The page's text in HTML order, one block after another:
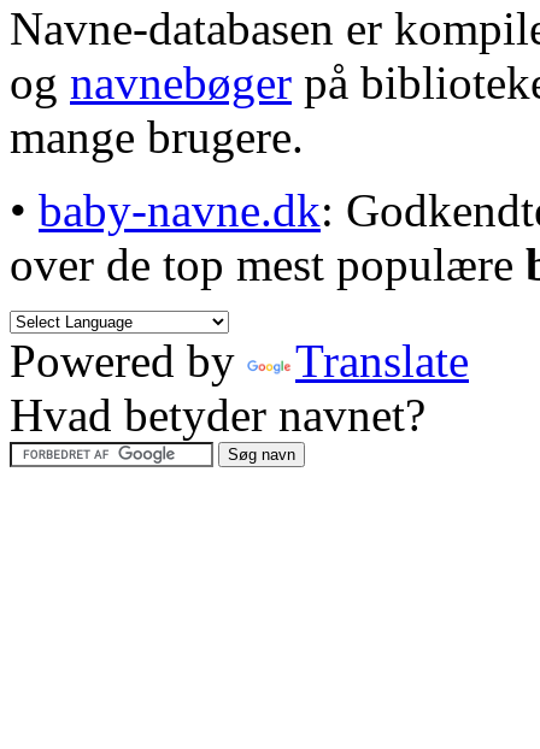
Navne-databasen er
og navnebøger på
mange brugere.
• baby-navne.dk:
over de top mest populære
Powered by
Translate
Hvad betyder navnet?